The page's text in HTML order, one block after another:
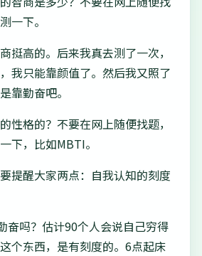
一下。
挺高的。后来我真去测了一次，
我只能靠颜值了。然后我又照了
靠勤奋吧。
性格的？不要在网上随便找题，
下，比如MBTI。
提醒大家两点：自我认知的刻度
奋吗？估计90个人会说自己穷得
个东西，是有刻度的。6点起床